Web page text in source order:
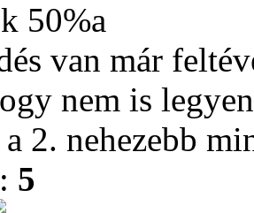
50%a
van már
nem is
2. nehezebb
5